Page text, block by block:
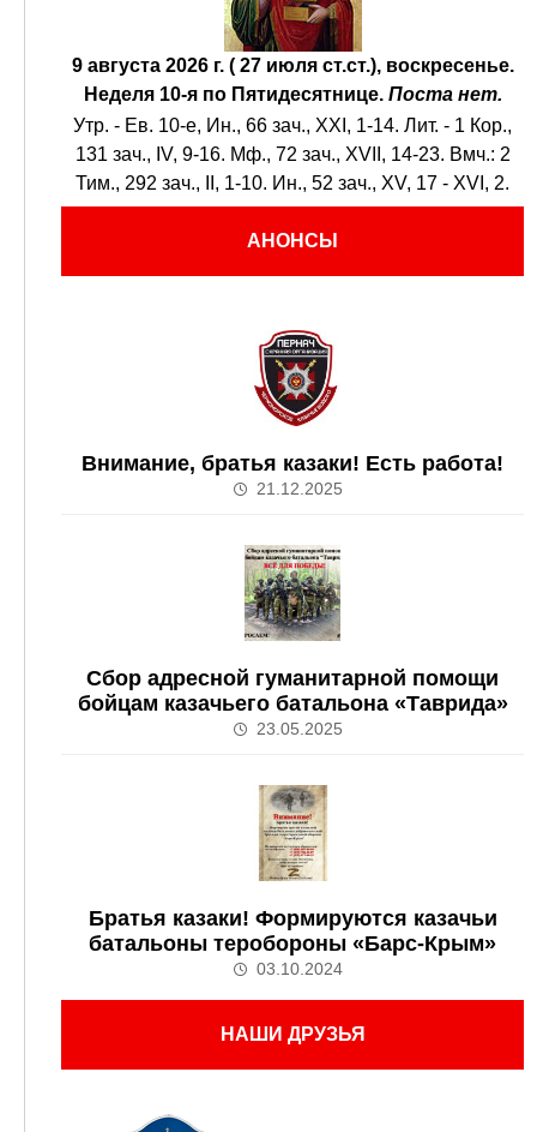
9 августа 2026 г. ( 27 июля ст.ст.), воскресенье.
Неделя 10-я по Пятидесятнице. Поста нет.
Утр. - Ев. 10-е, Ин., 66 зач., XXI, 1-14. Лит. - 1 Кор.,
131 зач., IV, 9-16. Мф., 72 зач., XVII, 14-23. Вмч.: 2
Тим., 292 зач., II, 1-10. Ин., 52 зач., XV, 17 - XVI, 2.
АНОНСЫ
Внимание, братья казаки! Есть работа!
21.12.2025
Сбор адресной гуманитарной помощи
бойцам казачьего батальона «Таврида»
23.05.2025
Братья казаки! Формируются казачьи
батальоны теробороны «Барс-Крым»
03.10.2024
НАШИ ДРУЗЬЯ